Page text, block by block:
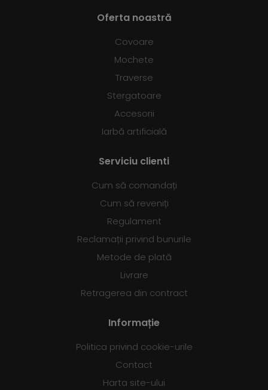
Oferta noastră
Covoare
Mochete
Traverse
Stergatoare
Accesorii
Iarbă artificială
Serviciu clienti
Cum să comandați
Cum să reveniți
Regulament
Reclamații privind bunurile
Metode de plată
Livrare
Retragerea din contract
Informație
Politica privind cookie-urile
Contact
Harta site-ului